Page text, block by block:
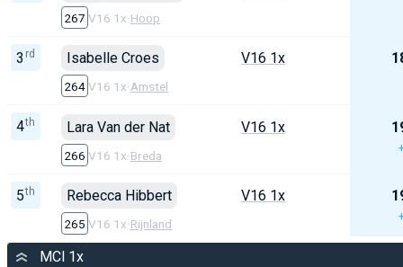
267 V16 1x·Hoop
3 rd Isabelle Croes
264V16 1x·Amstel
V16 1x
4th Lara Van der Nat
266 V16 1x·Breda
V16 1x
5th Rebecca Hibbert
265 V16 1x·Rijnland
V16 1x
MCl 1x